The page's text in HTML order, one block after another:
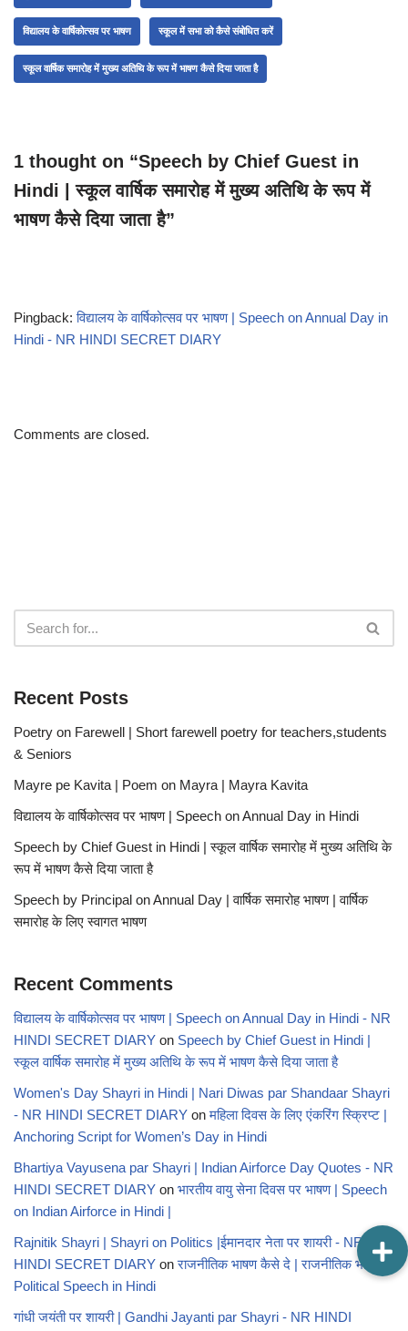
विद्यालय के वार्षिकोत्सव पर भाषण स्कूल में सभा को कैसे संबोधित करें
स्कूल वार्षिक समारोह में मुख्य अतिथि के रूप में भाषण कैसे दिया जाता है
1 thought on “Speech by Chief Guest in
Hindi | स्कूल वार्षिक समारोह में मुख्य अतिथि के रूप में
भाषण कैसे दिया जाता है”
Pingback:विद्यालय के वार्षिकोत्सव पर भाषण | Speech on Annual Day in
Hindi - NR HINDI SECRET DIARY
Comments are closed.
Recent Posts
Poetry on Farewell | Short farewell poetry for teachers,students
& Seniors
Mayre pe Kavita | Poem on Mayra | Mayra Kavita
विद्यालय के वार्षिकोत्सव पर भाषण | Speech on Annual Day in Hindi
Speech by Chief Guest in Hindi | स्कूल वार्षिक समारोह में मुख्य अतिथि के
रूप में भाषण कैसे दिया जाता है
Speech by Principal on Annual Day | वार्षिक समारोह भाषण | वार्षिक
समारोह के लिए स्वागत भाषण
Recent Comments
विद्यालय के वार्षिकोत्सव पर भाषण | Speech on Annual Day in Hindi - NR
HINDI SECRET DIARY on Speech by Chief Guest in Hindi |
स्कूल वार्षिक समारोह में मुख्य अतिथि के रूप में भाषण कैसे दिया जाता है
Women's Day Shayri in Hindi | Nari Diwas par Shandaar Shayri
- NR HINDI SECRET DIARY onमहिला दिवस के लिए एंकरिंग स्क्रिप्ट |
Anchoring Script for Women’s Day in Hindi
Bhartiya Vayusena par Shayri | Indian Airforce Day Quotes - NR
HINDI SECRET DIARY on भारतीय वायु सेना दिवस पर भाषण | Speech
on Indian Airforce in Hindi |
Rajnitik Shayri | Shayri on Politics |ईमानदार नेता पर शायरी - NR
HINDI SECRET DIARY onराजनीतिक भाषण कैसे दे | राजनीतिक भाषण |
Political Speech in Hindi
गांधी जयंती पर शायरी | Gandhi Jayanti par Shayri - NR HINDI